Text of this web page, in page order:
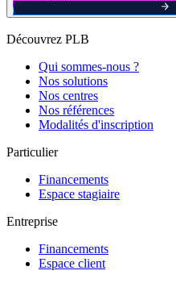
Découvrez PLB
Qui sommes-nous ?
Nos solutions
Nos centres
Nos références
Modalités d'inscription
Particulier
Financements
Espace stagiaire
Entreprise
Financements
Espace client